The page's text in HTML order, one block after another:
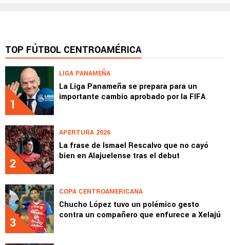
TOP FÚTBOL CENTROAMÉRICA
1
LIGA PANAMEÑA
La Liga Panameña se prepara para un
importante cambio aprobado por la FIFA
2
APERTURA 2026
La frase de Ismael Rescalvo que no cayó
bien en Alajuelense tras el debut
3
COPA CENTROAMERICANA
Chucho López tuvo un polémico gesto
contra un compañero que enfurece a Xelajú